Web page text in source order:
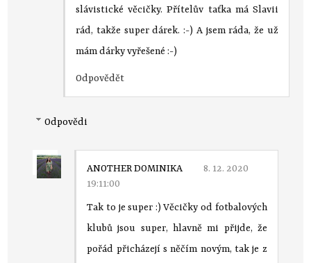
slávistické věcičky. Přítelův taťka má Slavii
rád, takže super dárek. :-) A jsem ráda, že už
mám dárky vyřešené :-)
Odpovědět
Odpovědi
ANOTHER DOMINIKA
8. 12. 2020
19:11:00
Tak to je super :) Věcičky od fotbalových
klubů jsou super, hlavně mi přijde, že
pořád přicházejí s něčím novým, tak je z